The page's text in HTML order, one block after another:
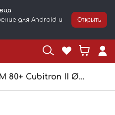
для Android и
Открыть
Круг Зачистной ЗМ 80+ Cubitron II Ø50, 33380